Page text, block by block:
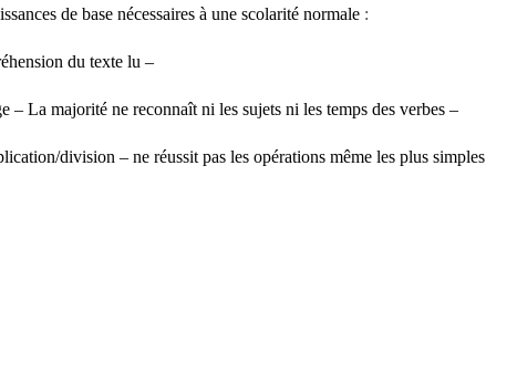
de base nécessaires à une scolarité normale :
du texte lu –
– La majorité ne reconnaît ni les sujets ni les temps des verbes –
division – ne réussit pas les opérations même les plus simples